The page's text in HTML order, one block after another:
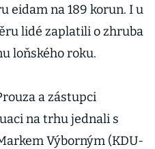
eidam na 189 korun. I u
lidé zaplatili o zhruba
loňského roku.
a zástupci
na trhu jednali s
Výborným (KDU-